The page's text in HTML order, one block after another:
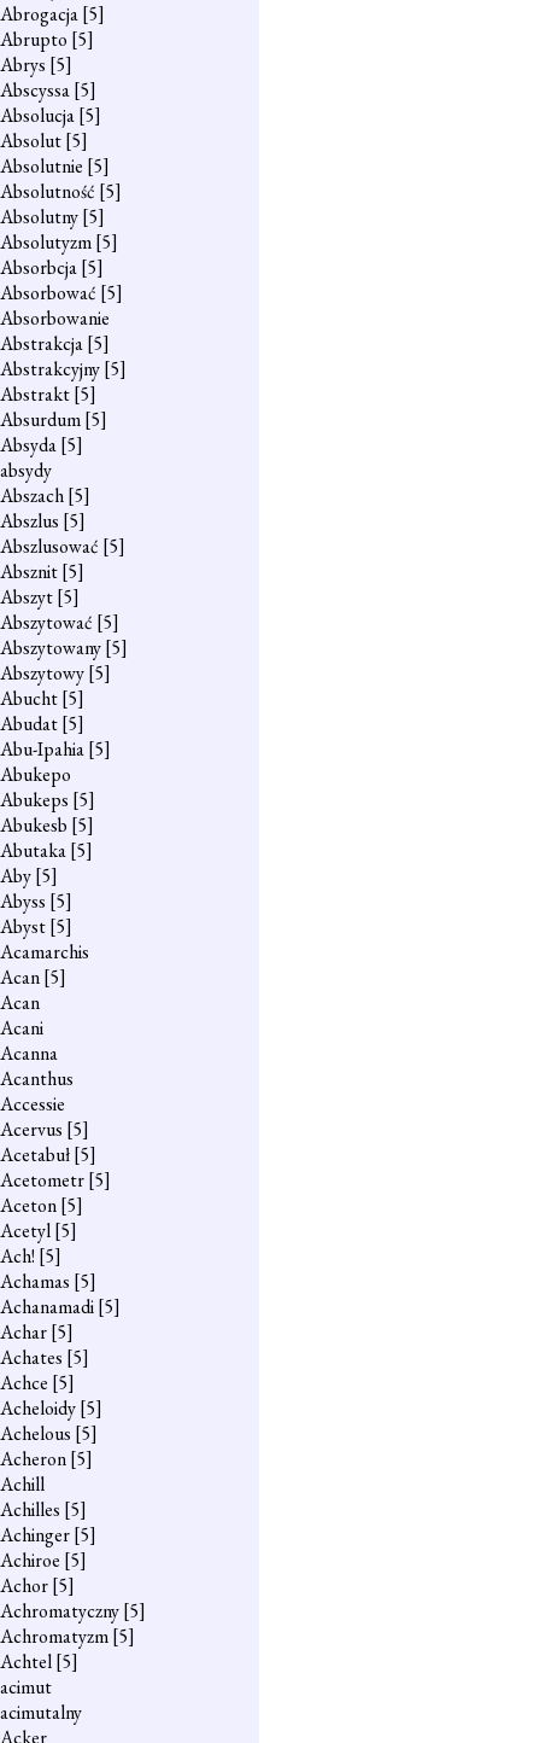
Abrogacja[5]
Abrupto [5]
Abrys [5]
Abscyssa[5]
Absolucja[5]
Absolut[5]
Absolutnie [5]
Absolutność [5]
Absolutny[5]
Absolutyzm[5]
Absorbcja[5]
Absorbować [5]
Absorbowanie
Abstrakcja[5]
Abstrakcyjny[5]
Abstrakt[5]
Absurdum[5]
Absyda[5]
absydy
Abszach[5]
Abszlus [5]
Abszlusować [5]
Absznit[5]
Abszyt[5]
Abszytować [5]
Abszytowany[5]
Abszytowy[5]
Abucht[5]
Abudat[5]
Abu-Ipahia[5]
Abukepo
Abukeps [5]
Abukesb [5]
Abutaka[5]
Aby[5]
Abyss [5]
Abyst[5]
Acamarchis
Acan[5]
Acan
Acani
Acanna
Acanthus
Accessie
Acervus [5]
Acetabuł[5]
Acetometr[5]
Aceton[5]
Acetyl[5]
Ach! [5]
Achamas [5]
Achanamadi[5]
Achar[5]
Achates [5]
Achce [5]
Acheloidy[5]
Achelous [5]
Acheron[5]
Achill
Achilles [5]
Achinger[5]
Achiroe [5]
Achor[5]
Achromatyczny[5]
Achromatyzm[5]
Achtel[5]
acimut
acimutalny
Acker